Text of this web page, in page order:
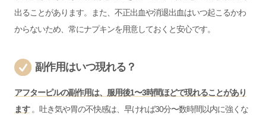
出ることがあります。また、不正出血や消退出血はいつ起こるかわ
からないため、常にナプキンを用意しておくと安心です。
副作用はいつ現れる？
アフターピルの副作用は、服用後1〜3時間ほどで現れることがあり
ます。吐き気や胃の不快感は、早ければ30分〜数時間以内に強くな